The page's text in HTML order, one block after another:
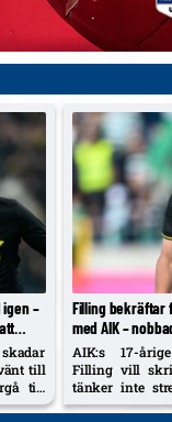
igen –
till
till
inte
Filling bekräftar
med AIK –
Aftonbladet
AIK:s 17-
Filling vill
tänker inte
Siktar på